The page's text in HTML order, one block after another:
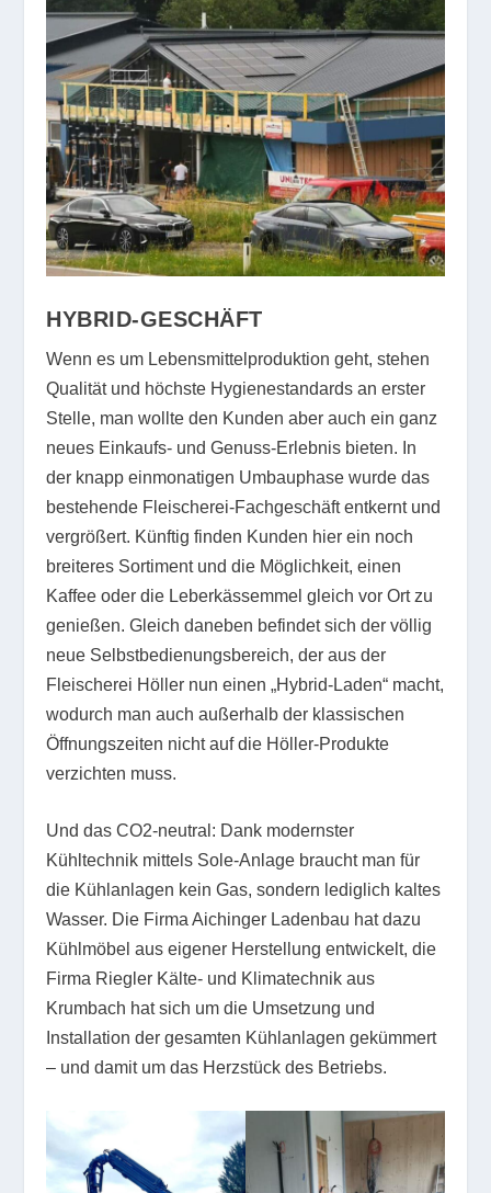
HYBRID-GESCHÄFT
Wenn es um Lebensmittelproduktion geht, stehen
Qualität und höchste Hygienestandards an erster
Stelle, man wollte den Kunden aber auch ein ganz
neues Einkaufs- und Genuss-Erlebnis bieten. In
der knapp einmonatigen Umbauphase wurde das
bestehende Fleischerei-Fachgeschäft entkernt und
vergrößert. Künftig finden Kunden hier ein noch
breiteres Sortiment und die Möglichkeit, einen
Kaffee oder die Leberkässemmel gleich vor Ort zu
genießen. Gleich daneben befindet sich der völlig
neue Selbstbedienungsbereich, der aus der
Fleischerei Höller nun einen „Hybrid-Laden“ macht,
wodurch man auch außerhalb der klassischen
Öffnungszeiten nicht auf die Höller-Produkte
verzichten muss.
Und das CO2-neutral: Dank modernster
Kühltechnik mittels Sole-Anlage braucht man für
die Kühlanlagen kein Gas, sondern lediglich kaltes
Wasser. Die Firma Aichinger Ladenbau hat dazu
Kühlmöbel aus eigener Herstellung entwickelt, die
Firma Riegler Kälte- und Klimatechnik aus
Krumbach hat sich um die Umsetzung und
Installation der gesamten Kühlanlagen gekümmert
– und damit um das Herzstück des Betriebs.